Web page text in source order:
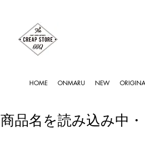
HOME ONMARU NEW
商品名を読み込み中・